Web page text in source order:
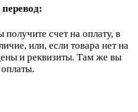
счет на оплату, в
или, если товара нет на
и реквизиты. Там же вы